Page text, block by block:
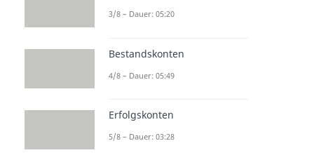
3/8 – Dauer: 05:20
Bestandskonten
4/8 – Dauer: 05:49
Erfolgskonten
5/8 – Dauer: 03:28